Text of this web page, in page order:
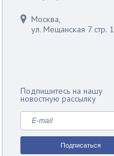
Москва,
ул. Мещанская 7 стр. 1
Подпишитесь на нашу
новостную рассылку